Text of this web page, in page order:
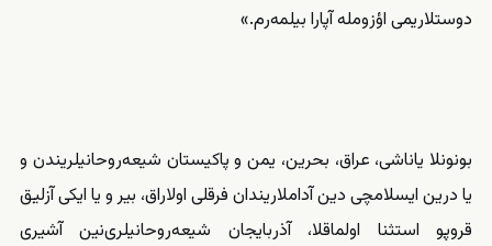
دوستلاریمی اؤزومله آپارا بیلمه‌رم.»
بونونلا یاناشی، عراق، بحرین، یمن و پاکیستان شیعه‌‌‌روحانیلریندن و
یا درین ایسلامچی دین آداملاریندان فرقلی اولاراق، بیر و یا ایکی آزلیق
قروپو استثنا اولماقلا، آذربایجان شیعه‌‌‌روحانیلری‌نین آشیری